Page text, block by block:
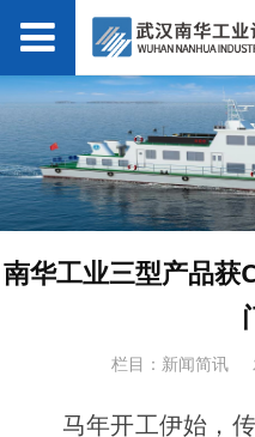
南华工业三型产品获
栏目：新闻简讯
马年开工伊始，